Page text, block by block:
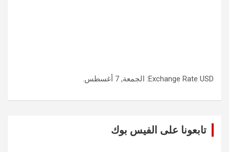
Exchange Rate USD : الجمعة, 7 أغسطس.
تابعونا على الفيس بوك